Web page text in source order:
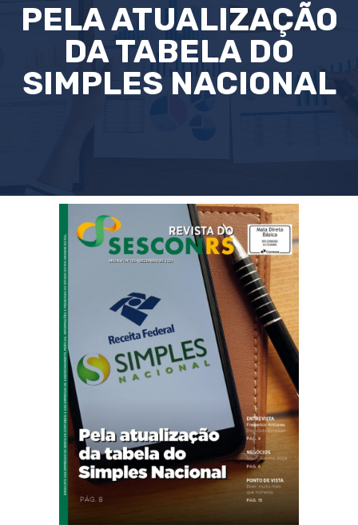
PELA ATUALIZAÇÃO
DA TABELA DO
SIMPLES NACIONAL